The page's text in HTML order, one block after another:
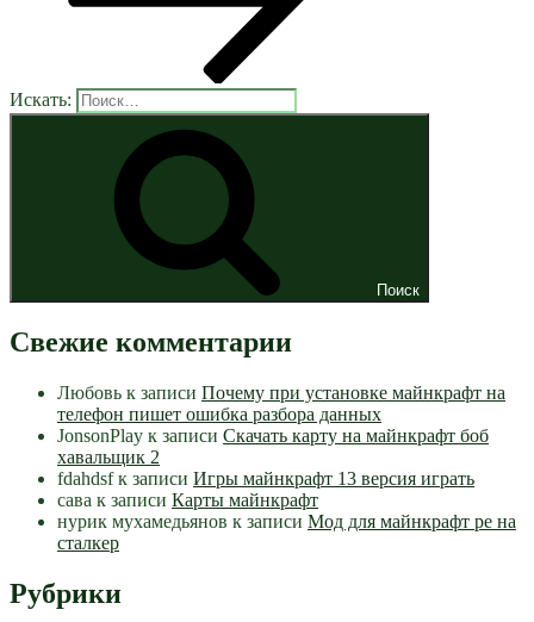
Искать:
Поиск
Свежие комментарии
Любовь к записи Почему при установке майнкрафт на
телефон пишет ошибка разбора данных
JonsonPlay к записи Скачать карту на майнкрафт боб
хавальщик 2
fdahdsfк записи Игры майнкрафт 13 версия играть
сава к записи Карты майнкрафт
нурик мухамедьянов к записи Мод для майнкрафт pe на
сталкер
Рубрики